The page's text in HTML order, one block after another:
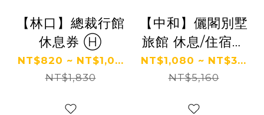
【林口】總裁行館
休息券 Ⓗ
NT$820 ~ NT$1,0...
NT$1,830
【中和】儷閣別墅
旅館 休息/住宿券
Ⓗ
NT$1,080 ~ NT$3...
NT$5,160